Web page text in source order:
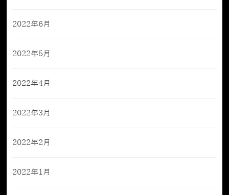
2022年6月
2022年5月
2022年4月
2022年3月
2022年2月
2022年1月